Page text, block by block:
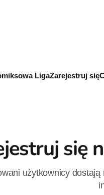
LigaZarejestruj się
się
użytkownicy